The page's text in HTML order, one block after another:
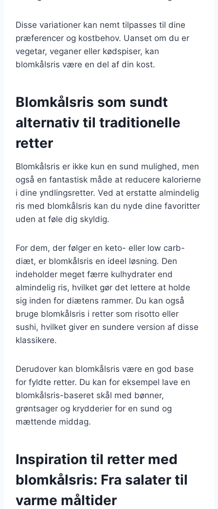
Disse variationer kan nemt tilpasses til dine
præferencer og kostbehov. Uanset om du er
vegetar, veganer eller kødspiser, kan
blomkålsris være en del af din kost.
Blomkålsris som sundt
alternativ til traditionelle
retter
Blomkålsris er ikke kun en sund mulighed, men
også en fantastisk måde at reducere kalorierne
i dine yndlingsretter. Ved at erstatte almindelig
ris med blomkålsris kan du nyde dine favoritter
uden at føle dig skyldig.
For dem, der følger en keto- eller low carb-
diæt, er blomkålsris en ideel løsning. Den
indeholder meget færre kulhydrater end
almindelig ris, hvilket gør det lettere at holde
sig inden for diætens rammer. Du kan også
bruge blomkålsris i retter som risotto eller
sushi, hvilket giver en sundere version af disse
klassikere.
Derudover kan blomkålsris være en god base
for fyldte retter. Du kan for eksempel lave en
blomkålsris-baseret skål med bønner,
grøntsager og krydderier for en sund og
mættende middag.
Inspiration til retter med
blomkålsris: Fra salater til
varme måltider